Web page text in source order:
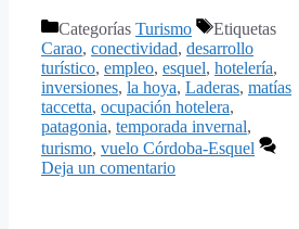
Categorías Turismo
Etiquetas
Carao, conectividad, desarrollo
turístico, empleo, esquel, hotelería,
inversiones, la hoya, Laderas, matías
taccetta, ocupación hotelera,
patagonia, temporada invernal,
turismo, vuelo Córdoba-Esquel
Deja un comentario